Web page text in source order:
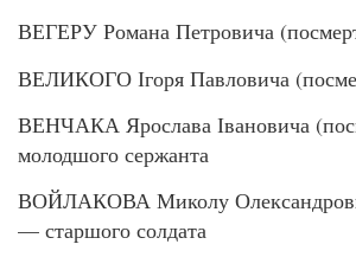
ВЕГЕРУ Романа Петровича
ВЕЛИКОГО Ігоря Павловича
ВЕНЧАКА Ярослава Івановича
молодшого сержанта
ВОЙЛАКОВА Миколу
— старшого солдата